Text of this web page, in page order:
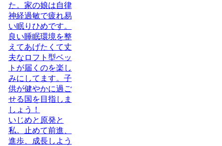
た。家の娘は自律
神経過敏で疲れ易
い眠りひめです。
良い睡眠環境を整
えてあげたくて丈
夫なロフト型ベッ
トが届くのを楽し
みにしてます。子
供が健やかに過ご
せる国を目指しま
しょう！
いじめと原発と
私。止めて前進、
進歩、成長しよう